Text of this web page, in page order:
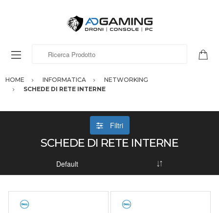
HOME INFORMATICA
NETWORKING
SCHEDE DI RETE INTERNE
Filtri
SCHEDE DI RETE INTERNE